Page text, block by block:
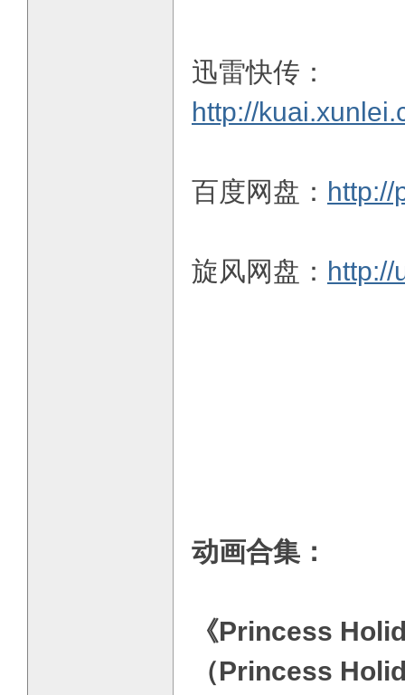
迅雷快传：
http://
百度网盘： http://
旋风网盘： http://
动画合集：
《Princess
（Princess